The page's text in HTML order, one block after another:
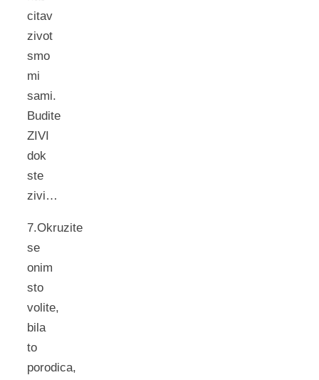
citav
zivot
smo
mi
sami.
Budite
ZIVI
dok
ste
zivi…
7.Okruzite
se
onim
sto
volite,
bila
to
porodica,